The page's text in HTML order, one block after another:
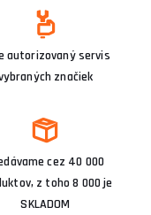
autorizovaný servis
značiek
cez 40 000
z toho 8 000 je
SKLADOM